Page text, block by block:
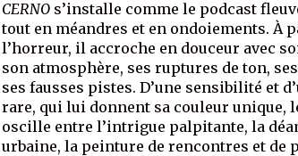
CERNO s’installe comme le podcast
tout en méandres et en ondoiements. À
l’horreur, il accroche en douceur avec
son atmosphère, ses ruptures de ton,
ses fausses pistes. D’une sensibilité et
rare, qui lui donnent sa couleur unique,
oscille entre l’intrigue palpitante, la
urbaine, la peinture de rencontres et de